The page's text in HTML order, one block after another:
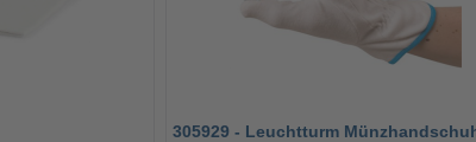
305929 - Leuchtturm